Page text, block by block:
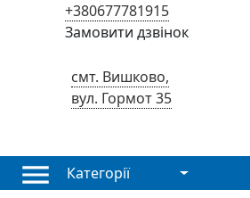
+380677781915
Замовити дзвінок
смт. Вишково,
вул. Гормот 35
Категорії